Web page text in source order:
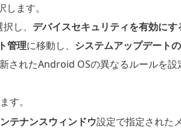
します。
し、 デバイスセキュリティを有効にす
管理に移動し、 システムアップデート
れたAndroid OSの異なるルールを設
す。
テナンスウィンドウ設定で指定された